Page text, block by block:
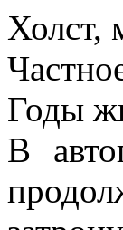
Холст,
Годы
В